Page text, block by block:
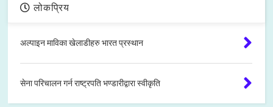
लोकप्रिय
अल्पाइन माविका खेलाडीहरु भारत प्रस्थान
सेना परिचालन गर्न राष्ट्रपति भण्डारीद्वारा स्वीकृति